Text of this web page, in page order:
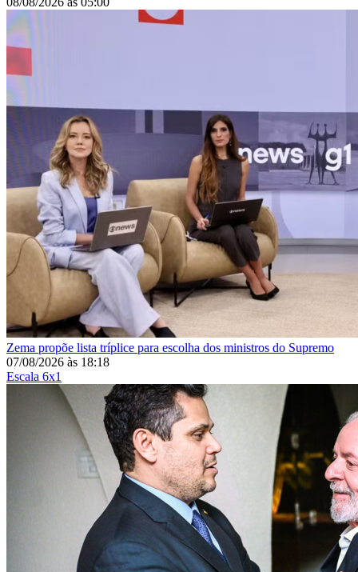
Zema propõe lista tríplice para escolha dos ministros do Supremo
07/08/2026 às 18:18
Escala 6x1